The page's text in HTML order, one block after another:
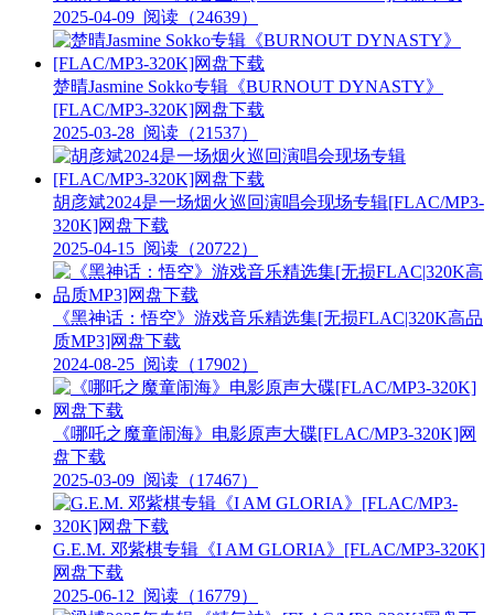
2025-04-09 阅读（24639）
楚晴Jasmine Sokko专辑《BURNOUT DYNASTY》
[FLAC/MP3-320K]网盘下载
2025-03-28 阅读（21537）
胡彦斌2024是一场烟火巡回演唱会现场专辑[FLAC/MP3-
320K]网盘下载
2025-04-15 阅读（20722）
《黑神话：悟空》游戏音乐精选集[无损FLAC|320K高品
质MP3]网盘下载
2024-08-25 阅读（17902）
《哪吒之魔童闹海》电影原声大碟[FLAC/MP3-320K]网
盘下载
2025-03-09 阅读（17467）
G.E.M. 邓紫棋专辑《I AM GLORIA》[FLAC/MP3-320K]
网盘下载
2025-06-12 阅读（16779）